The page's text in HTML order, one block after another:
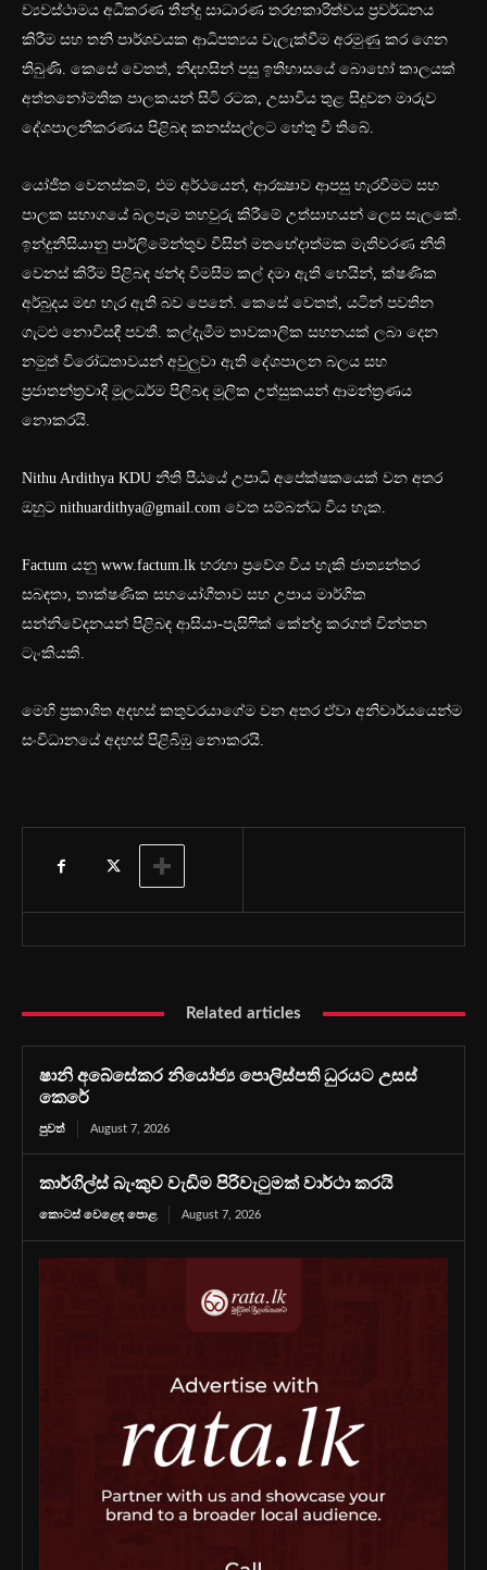
ව්‍යවස්ථාමය අධිකරණ තීන්දු සාධාරණ තරඟකාරිත්වය ප්‍රවර්ධනය
කිරීම සහ තනි පාර්ශවයක ආධිපත්‍යය වැලැක්වීම අරමුණු කර ගෙන
තිබුණි. කෙසේ වෙතත්, නිදහසින් පසු ඉතිහාසයේ බොහෝ කාලයක්
අත්තනෝමතික පාලකයන් සිටි රටක, උසාවිය තුළ සිදුවන මාරුව
දේශපාලනීකරණය පිළිබඳ කනස්සල්ලට හේතු වී තිබේ.
යෝජිත වෙනස්කම්, එම අර්ථයෙන්, ආරක්‍ෂාව ආපසු හැරවීමට සහ
පාලක සභාගයේ බලපෑම තහවුරු කිරීමේ උත්සාහයන් ලෙස සැලකේ.
ඉන්දුනීසියානු පාර්ලිමේන්තුව විසින් මතභේදාත්මක මැතිවරණ නීති
වෙනස් කිරීම පිළිබඳ ඡන්ද විමසීම කල් දමා ඇති හෙයින්, ක්ෂණික
අර්බුදය මඟ හැර ඇති බව පෙනේ. කෙසේ වෙතත්, යටින් පවතින
ගැටළු නොවිසඳී පවතී. කල්දැමීම තාවකාලික සහනයක් ලබා දෙන
නමුත් විරෝධතාවයන් අවුලුවා ඇති දේශපාලන බලය සහ
ප්‍රජාතන්ත්‍රවාදී මූලධර්ම පිලිබඳ මූලික උත්සුකයන් ආමන්ත්‍රණය
නොකරයි.
Nithu Ardithya KDU නීති පීඨයේ උපාධි අපේක්ෂකයෙක් වන අතර
ඔහුට nithuardithya@gmail.com වෙත සම්බන්ධ විය හැක.
Factum යනු www.factum.lk හරහා ප්‍රවේශ විය හැකි ජාත්‍යන්තර
සබඳතා, තාක්ෂණික සහයෝගීතාව සහ උපාය මාර්ගික
සන්නිවේදනයන් පිළිබඳ ආසියා-පැසිෆික් කේන්ද්‍ර කරගත් චින්තන
ටැංකියකි.
මෙහි ප්‍රකාශිත අදහස් කතුවරයාගේම වන අතර ඒවා අනිවාර්යයෙන්ම
සංවිධානයේ අදහස් පිළිබිඹු නොකරයි.
Related articles
ෂානි අබේසේකර නියෝජ්‍ය පොලිස්පති ධුරයට උසස්
කෙරේ
පුවත් August 7, 2026
කාර්ගිල්ස් බැංකුව වැඩිම පිරිවැටුමක් වාර්ථා කරයි
කොටස් වෙළෙඳ පොළ August 7, 2026